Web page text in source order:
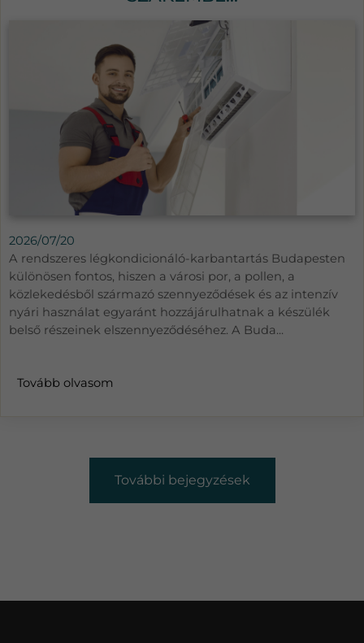
2026/07/20
A rendszeres légkondicionáló-karbantartás Budapesten
különösen fontos, hiszen a városi por, a pollen, a
közlekedésből származó szennyeződések és az intenzív
nyári használat egyaránt hozzájárulhatnak a készülék
belső részeinek elszennyeződéséhez. A Buda...
Tovább olvasom
További bejegyzések